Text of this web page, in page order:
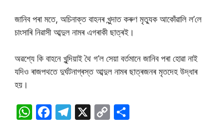
জানিব পৰা মতে, অচিনাক্ত বাহনৰ খুন্দাত কৰুণ মৃত্যুক আকোঁৱালি ল’লে
চাংসাৰি নিৱাসী আব্দুল নামৰ এগৰাকী ছাত্ৰই।
অৱশ্যে কি বাহনে খুন্দিয়াই থৈ গ’ল সেয়া বৰ্তমানে জানিব পৰা হোৱা নাই
যদিও ৰাজপথতে দুৰ্ঘটনাগ্ৰস্ত আব্দুল নামৰ ছাত্ৰজনৰ মৃতদেহ উদ্ধাৰ
হয়।
W F
T
X
C